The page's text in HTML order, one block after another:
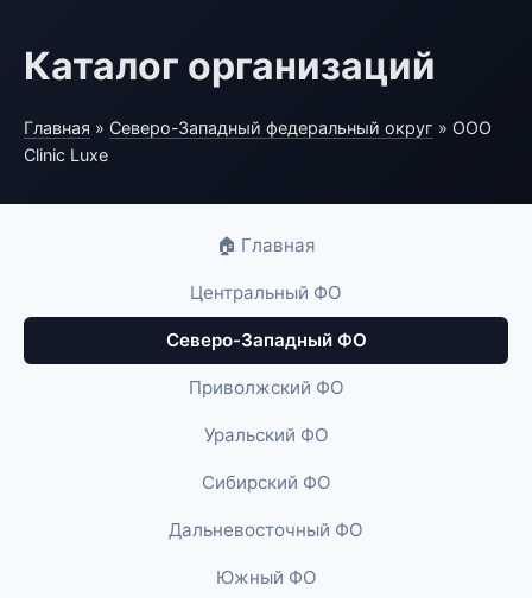
Каталог организаций
Главная » Северо-Западный федеральный округ » ООО
Clinic Luxe
🏠 Главная
Центральный ФО
Северо-Западный ФО
Приволжский ФО
Уральский ФО
Сибирский ФО
Дальневосточный ФО
Южный ФО